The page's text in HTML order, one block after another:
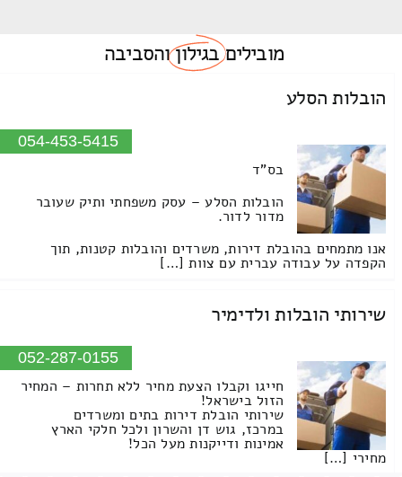
מוביליםבגילוןוהסביבה
הובלות הסלע
054-453-5415
בס"ד
הובלות הסלע – עסק משפחתי ותיק שעובר
מדור לדור.
אנו מתמחים בהובלת דירות, משרדים והובלות קטנות, תוך
הקפדה על עבודה עברית עם צוות […]
שירותי הובלות ולדימיר
052-287-0155
חייגו וקבלו הצעת מחיר ללא תחרות – המחיר
הזול בישראל!
שירותי הובלת דירות בתים ומשרדים
במרכז, גוש דן והשרון ולכל חלקי הארץ
אמינות ודייקנות מעל הכל!
מחירי […]